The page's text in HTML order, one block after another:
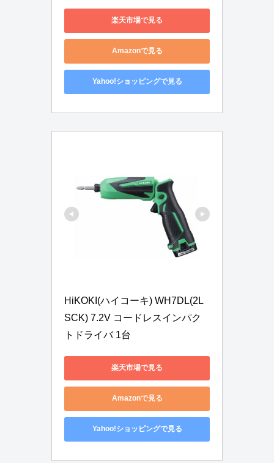
楽天市場で見る
Amazonで見る
Yahoo!ショッピングで見る
HiKOKI(ハイコーキ) WH7DL(2L
SCK) 7.2V コードレスインパク
トドライバ 1台
楽天市場で見る
Amazonで見る
Yahoo!ショッピングで見る